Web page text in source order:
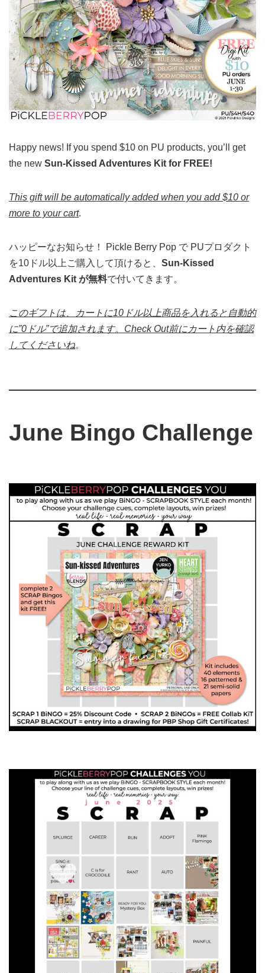
Happy news! If you spend $10 on PU products, you’ll get
the new Sun-Kissed Adventures Kit for FREE!
This gift will be automatically added when you add $10 or
more to your cart.
ハッピーなお知らせ！ Pickle Berry Pop で PUプロダクト
を10ドル以上ご購入して頂けると、 Sun-Kissed
Adventures Kit が無料で付いてきます。
このギフトは、カートに10ドル以上商品を入れると自動的
に”0ドル”で追加されます。Check Out前にカート内を確認
してくださいね。
June Bingo Challenge